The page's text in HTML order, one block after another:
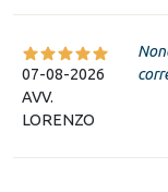
07-08-2026
AVV.
LORENZO